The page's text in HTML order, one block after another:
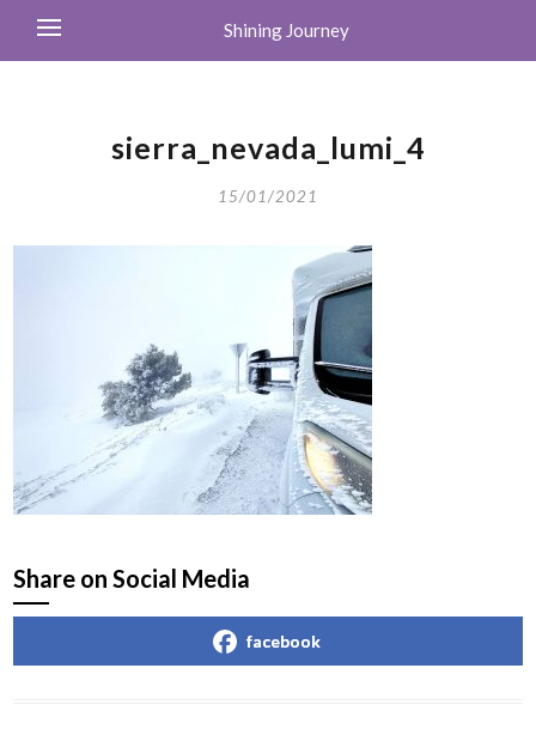
Shining Journey
sierra_nevada_lumi_4
15/01/2021
Share on Social Media
facebook